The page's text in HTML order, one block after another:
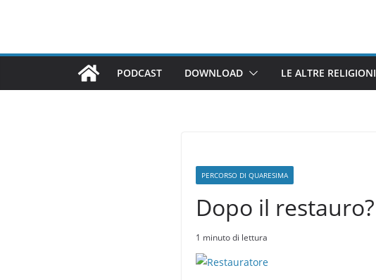
PODCAST DOWNLOAD LE ALTRE RELIGIONI
PERCORSO DI QUARESIMA
Dopo il restauro?
1 minuto di lettura